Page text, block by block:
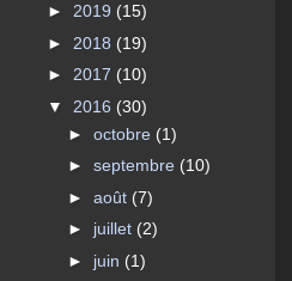
► 2019 (15)
► 2018 (19)
► 2017 (10)
▼ 2016 (30)
► octobre (1)
► septembre (10)
► août (7)
► juillet (2)
► juin (1)